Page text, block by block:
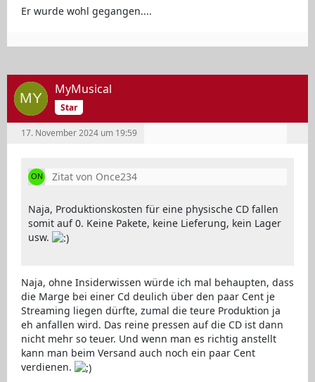
Er wurde wohl gegangen....
MyMusical
Star
17. November 2024 um 19:59
Zitat von Once234
Naja, Produktionskosten für eine physische CD fallen
somit auf 0. Keine Pakete, keine Lieferung, kein Lager
usw.
Naja, ohne Insiderwissen würde ich mal behaupten, dass
die Marge bei einer Cd deulich über den paar Cent je
Streaming liegen dürfte, zumal die teure Produktion ja
eh anfallen wird. Das reine pressen auf die CD ist dann
nicht mehr so teuer. Und wenn man es richtig anstellt
kann man beim Versand auch noch ein paar Cent
verdienen.